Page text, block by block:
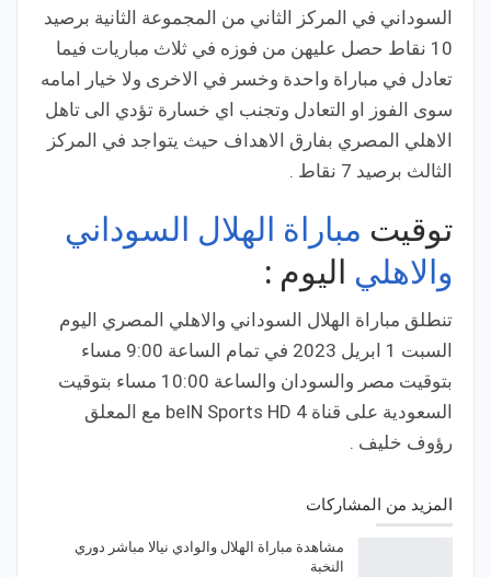
السوداني في المركز الثاني من المجموعة الثانية برصيد
10 نقاط حصل عليهن من فوزه في ثلاث مباريات فيما
تعادل في مباراة واحدة وخسر في الاخرى ولا خيار امامه
سوى الفوز او التعادل وتجنب اي خسارة تؤدي الى تاهل
الاهلي المصري بفارق الاهداف حيث يتواجد في المركز
الثالث برصيد 7 نقاط .
توقيت مباراة الهلال السوداني
والاهلي اليوم :
تنطلق مباراة الهلال السوداني والاهلي المصري اليوم
السبت 1 ابريل 2023 في تمام الساعة 9:00 مساء
بتوقيت مصر والسودان والساعة 10:00 مساء بتوقيت
السعودية على قناة beIN Sports HD 4 مع المعلق
رؤوف خليف .
المزيد من المشاركات
مشاهدة مباراة الهلال والوادي نيالا مباشر دوري
النخبة